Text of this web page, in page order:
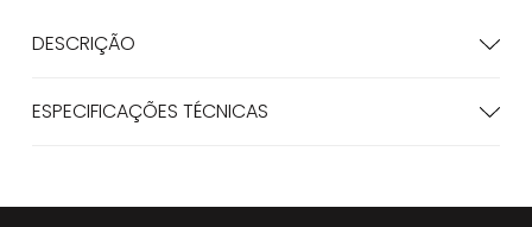
DESCRIÇÃO
ESPECIFICAÇÕES TÉCNICAS